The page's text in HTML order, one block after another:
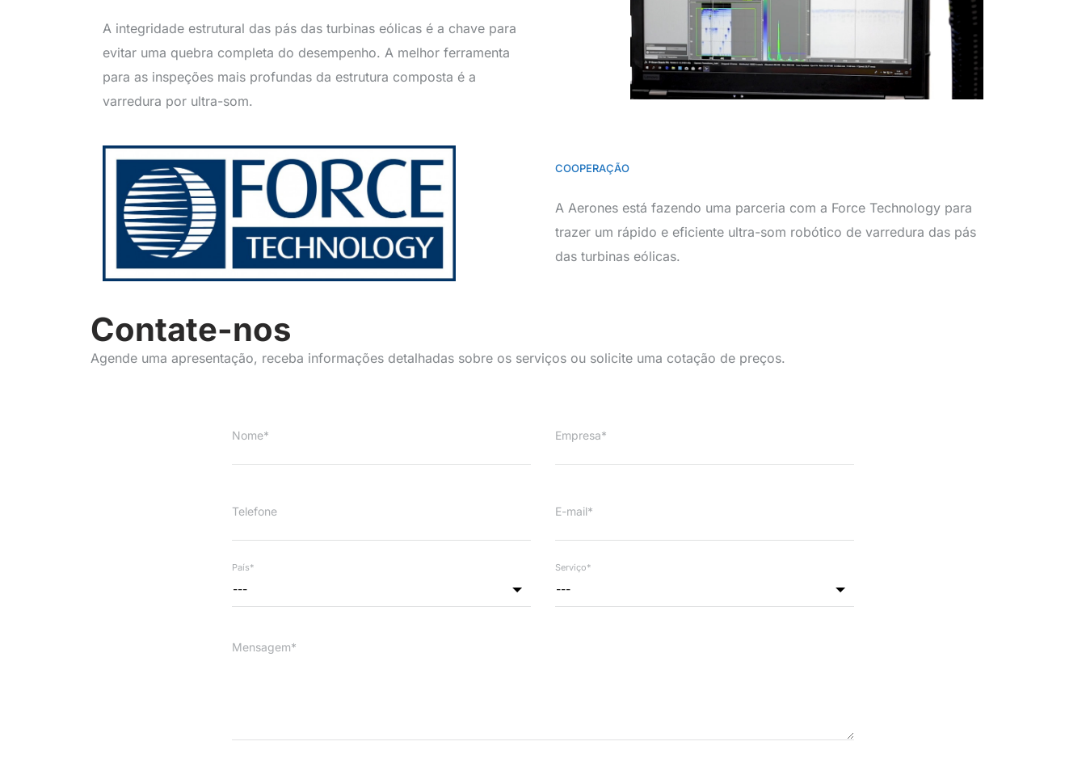
A integridade estrutural das pás das turbinas eólicas é a chave para
evitar uma quebra completa do desempenho. A melhor ferramenta
para as inspeções mais profundas da estrutura composta é a
varredura por ultra-som.
COOPERAÇÃO
A Aerones está fazendo uma parceria com a Force Technology para
trazer um rápido e eficiente ultra-som robótico de varredura das pás
das turbinas eólicas.
Contate-nos
Agende uma apresentação, receba informações detalhadas sobre os serviços ou solicite uma cotação de preços.
Nome* Empresa*
Telefone E-mail*
---
País*
---
Serviço*
Mensagem*